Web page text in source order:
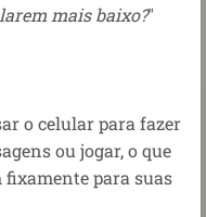
mais baixo?"
o celular para fazer
ou jogar, o que
fixamente para suas